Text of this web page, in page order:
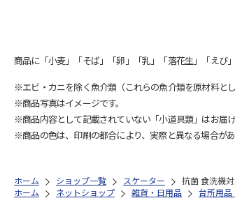
商品に「小麦」「そば」「卵」「乳」「落花生」「えび
※エビ・カニを除く魚介類（これらの魚介類を原材料と
※商品写真はイメージです。
※商品内容として記載されていない「小道具類」はお届
※商品の色は、印刷の都合により、実際と異なる場合があ
ホーム ショップ一覧 スケーター
抗菌 食洗機
ホーム
ネットショップ 雑貨・日用品 台所用品